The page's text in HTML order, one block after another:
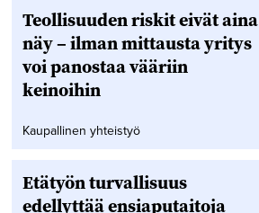
Teollisuuden riskit eivät aina
näy – ilman mittausta yritys
voi panostaa vääriin
keinoihin
Kaupallinen yhteistyö
Etätyön turvallisuus
edellyttää ensiaputaitoja